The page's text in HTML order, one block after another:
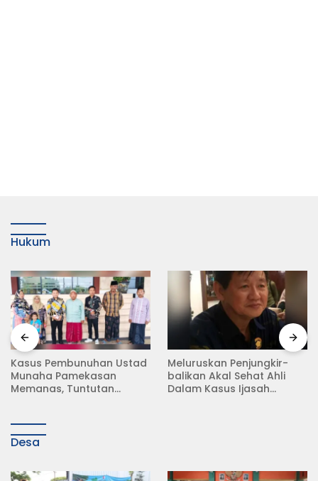
Hukum
Meluruskan Penjungkir-
balikan Akal Sehat Ahli
Dalam Kasus Ijasah
Rampas Motor Tanpa
Surat Resmi, Modus Baru
Debt Collector di Jalan
Desa